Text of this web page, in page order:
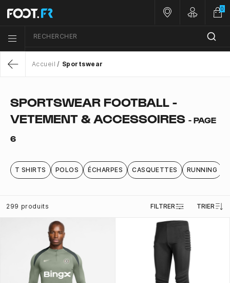
Menu list icon
RECHERCHER
Nos magasins
Customer
0
Accueil Sportswear
SPORTSWEAR FOOTBALL -
VETEMENT & ACCESSOIRES - PAGE
6
T SHIRTS POLOS ÉCHARPES CASQUETTES RUNNING
299 produits FILTRER TRIER